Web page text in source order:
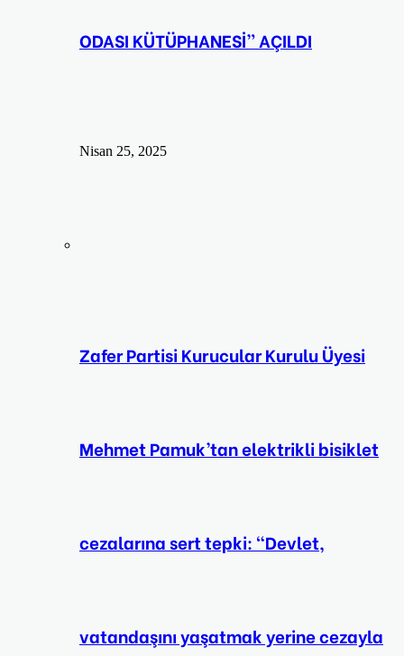
ODASI KÜTÜPHANESİ” AÇILDI
Nisan 25, 2025
Zafer Partisi Kurucular Kurulu Üyesi
Mehmet Pamuk’tan elektrikli bisiklet
cezalarına sert tepki: “Devlet,
vatandaşını yaşatmak yerine cezayla